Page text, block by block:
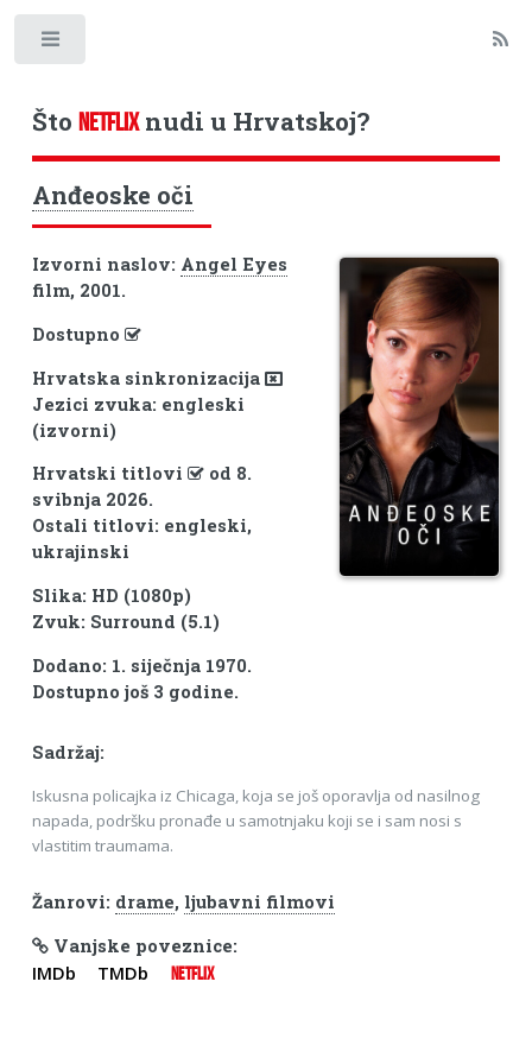
Što NETFLIXnudi u Hrvatskoj?
Anđeoske oči
Izvorni naslov: Angel Eyes
film, 2001.
Dostupno
Hrvatska sinkronizacija
Jezici zvuka: engleski
(izvorni)
Hrvatski titlovi
od 8.
svibnja 2026.
Ostali titlovi: engleski,
ukrajinski
Slika: HD (1080p)
Zvuk: Surround (5.1)
Dodano: 1. siječnja 1970.
Dostupno još 3 godine.
Sadržaj:
Iskusna policajka iz Chicaga, koja se još oporavlja od nasilnog
napada, podršku pronađe u samotnjaku koji se i sam nosi s
vlastitim traumama.
Žanrovi: drame, ljubavni filmovi
Vanjske poveznice:
IMDb TMDb NETFLIX